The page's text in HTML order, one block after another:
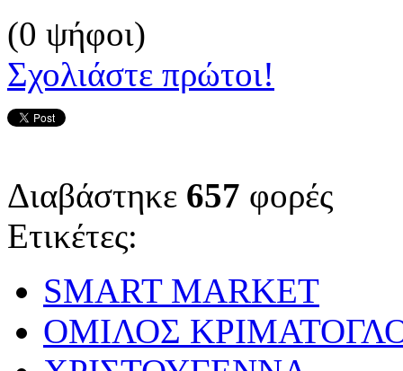
(0 ψήφοι)
Σχολιάστε πρώτοι!
Διαβάστηκε 657 φορές
Ετικέτες:
SMART MARKET
ΟΜΙΛΟΣ